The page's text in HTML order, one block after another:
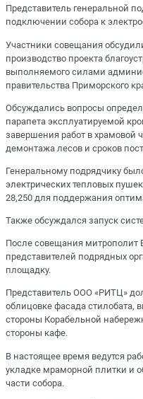
Представитель генеральной
подключении собора к
Участники совещания
производство проекта
выполняемого силами
правительства Приморского
Обсуждались вопросы
парапета эксплуатируемой
завершения работ в храмовой
демонтажа лесов и сроков
Генеральному подрядчику
электрических тепловых
28,250 для поддержания
Также обсуждался запуск
После совещания
представителей подрядных
площадку.
Представитель ООО «РИТЦ»
облицовке фасада стилобата,
стороны Корабельной
стороны кафе.
В настоящее время ведутся
укладке мраморной плитки и
части собора.